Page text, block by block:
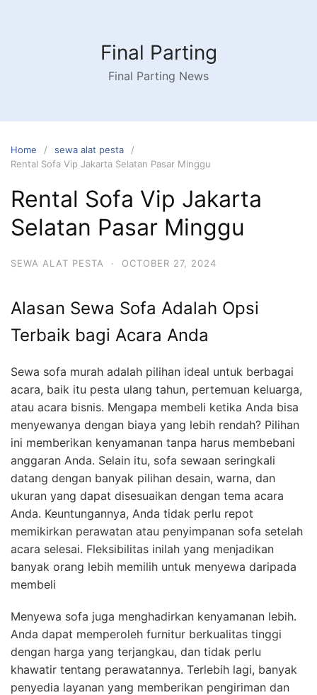
Final Parting
Final Parting News
Home
sewa alat pesta
Rental Sofa Vip Jakarta Selatan Pasar Minggu
Rental Sofa Vip Jakarta
Selatan Pasar Minggu
SEWA ALAT PESTA · OCTOBER 27, 2024
Alasan Sewa Sofa Adalah Opsi
Terbaik bagi Acara Anda
Sewa sofa murah adalah pilihan ideal untuk berbagai
acara, baik itu pesta ulang tahun, pertemuan keluarga,
atau acara bisnis. Mengapa membeli ketika Anda bisa
menyewanya dengan biaya yang lebih rendah? Pilihan
ini memberikan kenyamanan tanpa harus membebani
anggaran Anda. Selain itu, sofa sewaan seringkali
datang dengan banyak pilihan desain, warna, dan
ukuran yang dapat disesuaikan dengan tema acara
Anda. Keuntungannya, Anda tidak perlu repot
memikirkan perawatan atau penyimpanan sofa setelah
acara selesai. Fleksibilitas inilah yang menjadikan
banyak orang lebih memilih untuk menyewa daripada
membeli
Menyewa sofa juga menghadirkan kenyamanan lebih.
Anda dapat memperoleh furnitur berkualitas tinggi
dengan harga yang terjangkau, dan tidak perlu
khawatir tentang perawatannya. Terlebih lagi, banyak
penyedia layanan yang memberikan pengiriman dan